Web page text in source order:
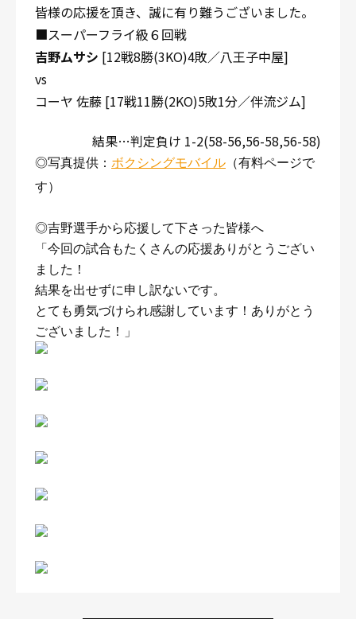
皆様の応援を頂き、誠に有り難うございました。
■スーパーフライ級６回戦
吉野ムサシ [12戦8勝(3KO)4敗／八王子中屋]
vs
コーヤ 佐藤 [17戦11勝(2KO)5敗1分／伴流ジム]
結果…判定負け 1-2(58-56,56-58,56-58)
◎写真提供： ボクシングモバイル （有料ページで
す）
◎吉野選手から応援して下さった皆様へ
「今回の試合もたくさんの応援ありがとうござい
ました！
結果を出せずに申し訳ないです。
とても勇気づけられ感謝しています！ありがとう
ございました！」